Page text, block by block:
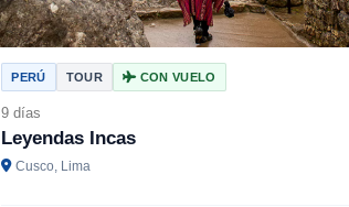
PERÚ TOUR CON VUELO
9 días
Leyendas Incas
Cusco, Lima